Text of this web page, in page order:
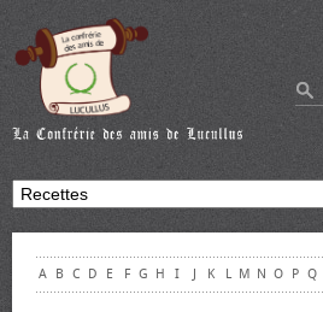
A B C D E F G H I J K L M N O P Q